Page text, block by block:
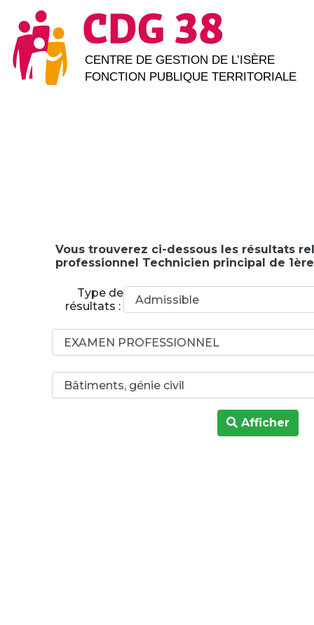
Vous trouverez ci-dessous les résultats
professionnel Technicien principal de 1ère
Type de
résultats :
Afficher